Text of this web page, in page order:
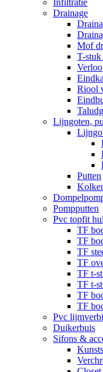
Infiltratie
Drainage
Mof
T-stuk
Riool
Lijngoten,
Putten
Pompputten
Pvc topfit
TF
TF
TF
TF
TF t-
TF t-
TF
TF
Pvc
Duikerbuis
Sifons &